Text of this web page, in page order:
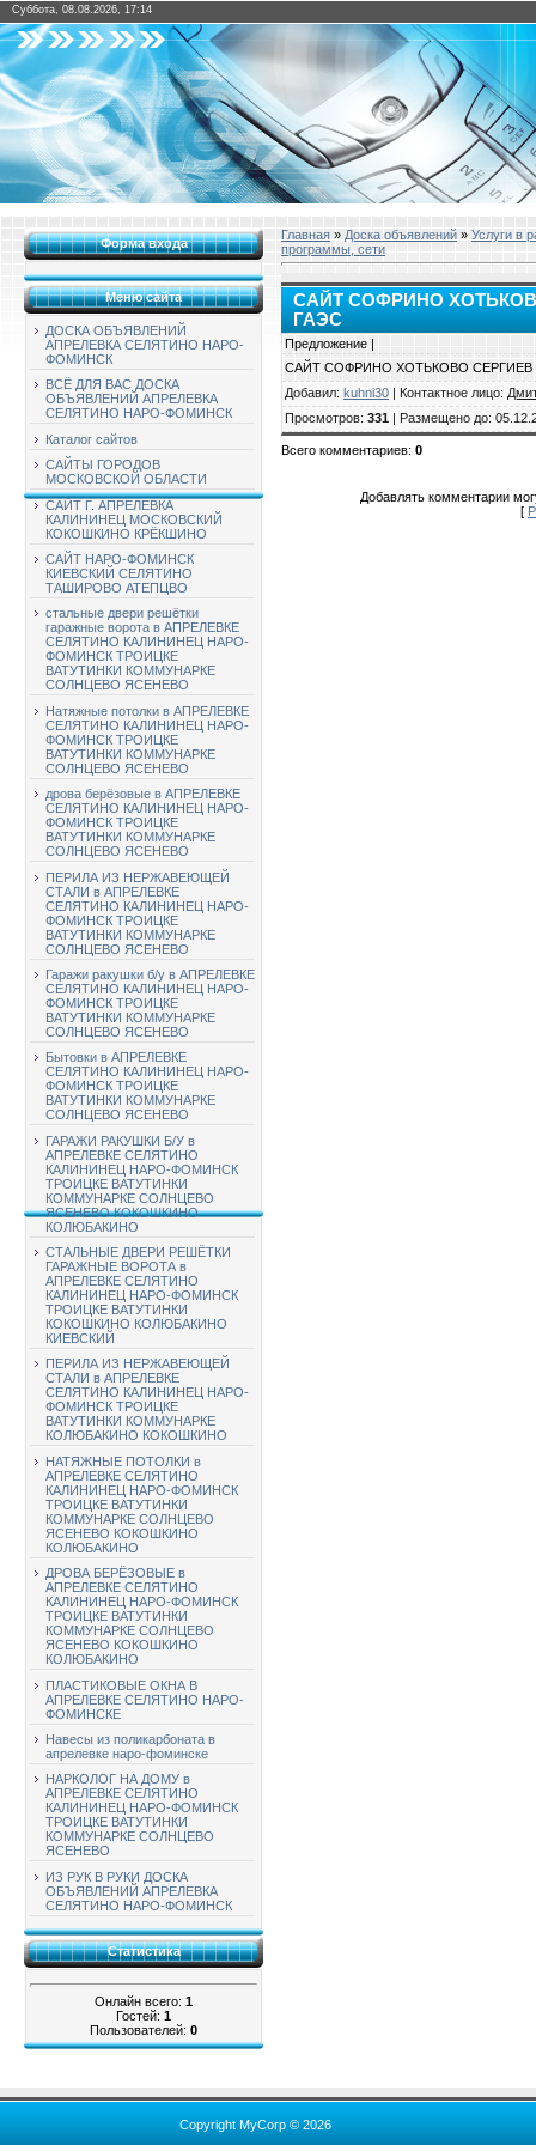
Суббота, 08.08.2026, 17:14
Форма входа
Меню сайта
ДОСКА ОБЪЯВЛЕНИЙ
АПРЕЛЕВКА СЕЛЯТИНО НАРО-
ФОМИНСК
ВСЁ ДЛЯ ВАС ДОСКА
ОБЪЯВЛЕНИЙ АПРЕЛЕВКА
СЕЛЯТИНО НАРО-ФОМИНСК
Каталог сайтов
САЙТЫ ГОРОДОВ
МОСКОВСКОЙ ОБЛАСТИ
САЙТ Г. АПРЕЛЕВКА
КАЛИНИНЕЦ МОСКОВСКИЙ
КОКОШКИНО КРЁКШИНО
САЙТ НАРО-ФОМИНСК
КИЕВСКИЙ СЕЛЯТИНО
ТАШИРОВО АТЕПЦВО
стальные двери решётки
гаражные ворота в АПРЕЛЕВКЕ
СЕЛЯТИНО КАЛИНИНЕЦ НАРО-
ФОМИНСК ТРОИЦКЕ
ВАТУТИНКИ КОММУНАРКЕ
СОЛНЦЕВО ЯСЕНЕВО
Натяжные потолки в АПРЕЛЕВКЕ
СЕЛЯТИНО КАЛИНИНЕЦ НАРО-
ФОМИНСК ТРОИЦКЕ
ВАТУТИНКИ КОММУНАРКЕ
СОЛНЦЕВО ЯСЕНЕВО
дрова берёзовые в АПРЕЛЕВКЕ
СЕЛЯТИНО КАЛИНИНЕЦ НАРО-
ФОМИНСК ТРОИЦКЕ
ВАТУТИНКИ КОММУНАРКЕ
СОЛНЦЕВО ЯСЕНЕВО
ПЕРИЛА ИЗ НЕРЖАВЕЮЩЕЙ
СТАЛИ в АПРЕЛЕВКЕ
СЕЛЯТИНО КАЛИНИНЕЦ НАРО-
ФОМИНСК ТРОИЦКЕ
ВАТУТИНКИ КОММУНАРКЕ
СОЛНЦЕВО ЯСЕНЕВО
Гаражи ракушки б/у в АПРЕЛЕВКЕ
СЕЛЯТИНО КАЛИНИНЕЦ НАРО-
ФОМИНСК ТРОИЦКЕ
ВАТУТИНКИ КОММУНАРКЕ
СОЛНЦЕВО ЯСЕНЕВО
Бытовки в АПРЕЛЕВКЕ
СЕЛЯТИНО КАЛИНИНЕЦ НАРО-
ФОМИНСК ТРОИЦКЕ
ВАТУТИНКИ КОММУНАРКЕ
СОЛНЦЕВО ЯСЕНЕВО
ГАРАЖИ РАКУШКИ Б/У в
АПРЕЛЕВКЕ СЕЛЯТИНО
КАЛИНИНЕЦ НАРО-ФОМИНСК
ТРОИЦКЕ ВАТУТИНКИ
КОММУНАРКЕ СОЛНЦЕВО
ЯСЕНЕВО КОКОШКИНО
КОЛЮБАКИНО
СТАЛЬНЫЕ ДВЕРИ РЕШЁТКИ
ГАРАЖНЫЕ ВОРОТА в
АПРЕЛЕВКЕ СЕЛЯТИНО
КАЛИНИНЕЦ НАРО-ФОМИНСК
ТРОИЦКЕ ВАТУТИНКИ
КОКОШКИНО КОЛЮБАКИНО
КИЕВСКИЙ
ПЕРИЛА ИЗ НЕРЖАВЕЮЩЕЙ
СТАЛИ в АПРЕЛЕВКЕ
СЕЛЯТИНО КАЛИНИНЕЦ НАРО-
ФОМИНСК ТРОИЦКЕ
ВАТУТИНКИ КОММУНАРКЕ
КОЛЮБАКИНО КОКОШКИНО
НАТЯЖНЫЕ ПОТОЛКИ в
АПРЕЛЕВКЕ СЕЛЯТИНО
КАЛИНИНЕЦ НАРО-ФОМИНСК
ТРОИЦКЕ ВАТУТИНКИ
КОММУНАРКЕ СОЛНЦЕВО
ЯСЕНЕВО КОКОШКИНО
КОЛЮБАКИНО
ДРОВА БЕРЁЗОВЫЕ в
АПРЕЛЕВКЕ СЕЛЯТИНО
КАЛИНИНЕЦ НАРО-ФОМИНСК
ТРОИЦКЕ ВАТУТИНКИ
КОММУНАРКЕ СОЛНЦЕВО
ЯСЕНЕВО КОКОШКИНО
КОЛЮБАКИНО
ПЛАСТИКОВЫЕ ОКНА В
АПРЕЛЕВКЕ СЕЛЯТИНО НАРО-
ФОМИНСКЕ
Навесы из поликарбоната в
апрелевке наро-фоминске
НАРКОЛОГ НА ДОМУ в
АПРЕЛЕВКЕ СЕЛЯТИНО
КАЛИНИНЕЦ НАРО-ФОМИНСК
ТРОИЦКЕ ВАТУТИНКИ
КОММУНАРКЕ СОЛНЦЕВО
ЯСЕНЕВО
ИЗ РУК В РУКИ ДОСКА
ОБЪЯВЛЕНИЙ АПРЕЛЕВКА
СЕЛЯТИНО НАРО-ФОМИНСК
Статистика
Онлайн всего: 1
Гостей: 1
Пользователей: 0
Главная » Доска объявлений » Услуги в
программы, сети
САЙТ СОФРИНО
ГАЭС
Предложение |
САЙТ СОФРИНО ХОТЬКОВО
Добавил: kuhni30 | Контактное лицо:
Просмотров: 331 | Размещено до:
Всего комментариев: 0
Добавлять комментарии
[
Copyright MyCorp © 2026